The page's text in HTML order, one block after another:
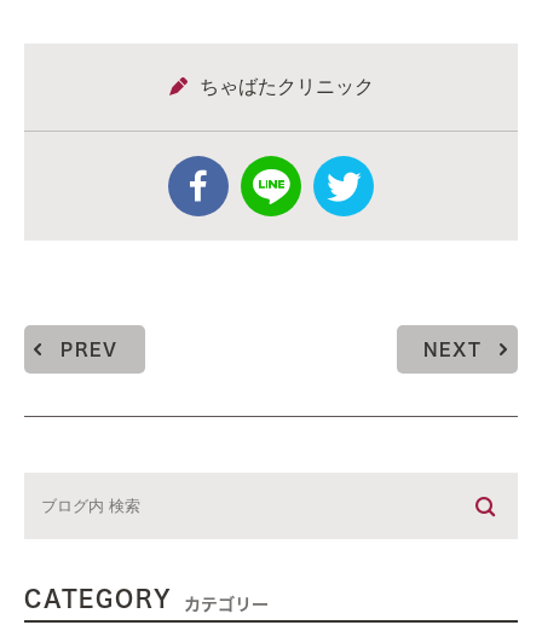
ちゃばたクリニック
PREV NEXT
CATEGORY カテゴリー